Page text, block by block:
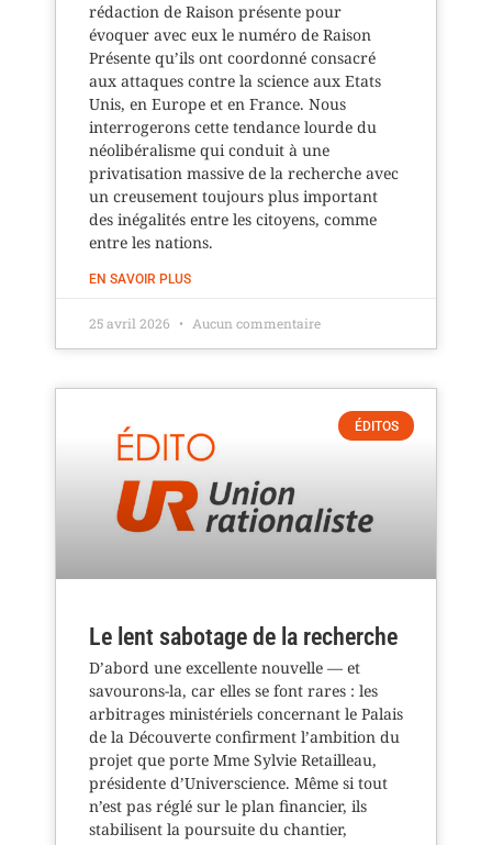
rédaction de Raison présente pour
évoquer avec eux le numéro de Raison
Présente qu’ils ont coordonné consacré
aux attaques contre la science aux Etats
Unis, en Europe et en France. Nous
interrogerons cette tendance lourde du
néolibéralisme qui conduit à une
privatisation massive de la recherche avec
un creusement toujours plus important
des inégalités entre les citoyens, comme
entre les nations.
EN SAVOIR PLUS
25 avril 2026 Aucun commentaire
ÉDITOS
Le lent sabotage de la recherche
D’abord une excellente nouvelle — et
savourons-la, car elles se font rares : les
arbitrages ministériels concernant le Palais
de la Découverte confirment l’ambition du
projet que porte Mme Sylvie Retailleau,
présidente d’Universcience. Même si tout
n’est pas réglé sur le plan financier, ils
stabilisent la poursuite du chantier,